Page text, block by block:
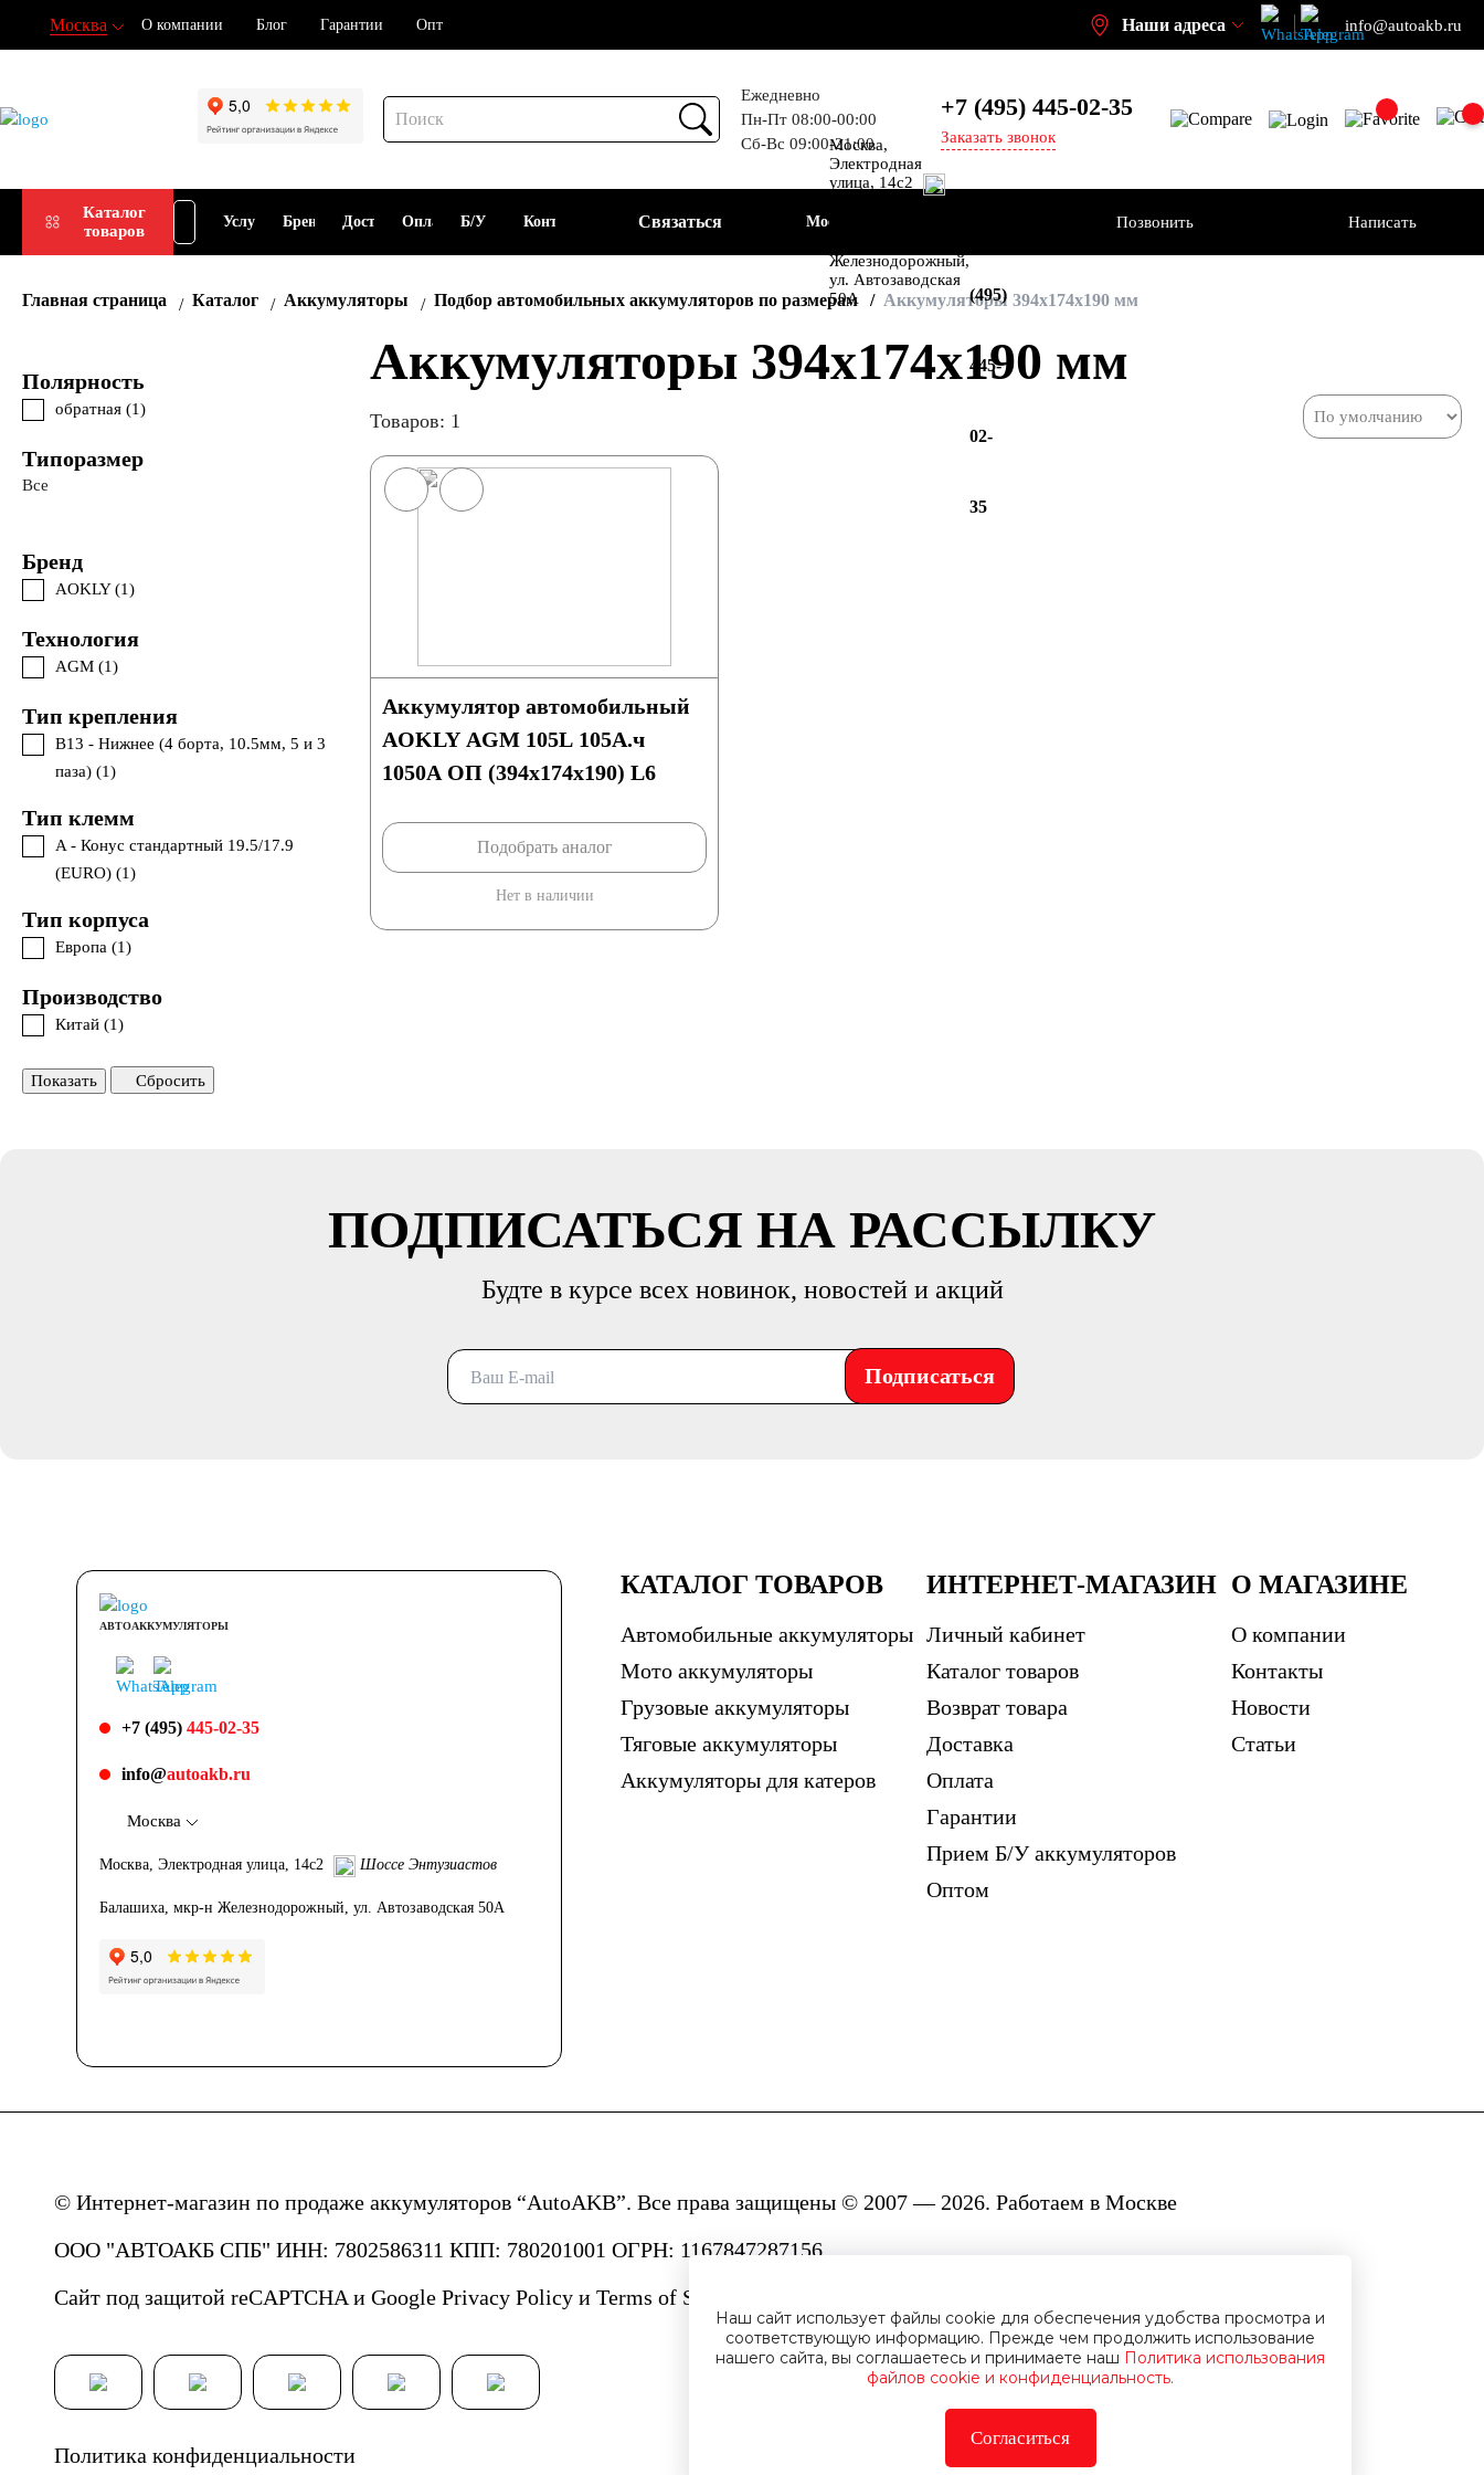
Москва О компании Блог Гарантии Опт Наши адреса info@autoakb.ru
Ежедневно
Пн-Пт 08:00-00:00
Сб-Вс 09:00-21:00
+7 (495)445-02-35
Заказать звонок
Каталог
товаров
Подбор
АКБ
Услуги Бренды ДоставкаОплата Б/У
АКБ
Контакты Связаться Москва
Москва,
Электродная
улица, 14с2
Железнодорожный,
ул. Автозаводская
50А
(495)
445-
02-
35
Позвонить Написать
Главная страница Каталог Аккумуляторы Подбор автомобильных аккумуляторов по размерам Аккумуляторы 394x174x190 мм
Полярность
обратная (1)
Типоразмер
Все
Бренд
AOKLY (1)
Технология
AGM (1)
Тип крепления
B13 - Нижнее (4 борта, 10.5мм, 5 и 3
паза) (1)
Тип клемм
A - Конус стандартный 19.5/17.9
(EURO) (1)
Тип корпуса
Европа (1)
Производство
Китай (1)
Показать Сбросить
Аккумуляторы 394x174x190 мм
Товаров: 1
Аккумулятор автомобильный
AOKLY AGM 105L 105А.ч
1050А ОП (394x174x190) L6
Подобрать аналог
Нет в наличии
ПОДПИСАТЬСЯ НА РАССЫЛКУ
Будте в курсе всех новинок, новостей и акций
Подписаться
АВТОАККУМУЛЯТОРЫ
+7 (495) 445-02-35
info@autoakb.ru
Москва
Москва, Электродная улица, 14с2 Шоссе Энтузиастов
Балашиха, мкр-н Железнодорожный, ул. Автозаводская 50А
КАТАЛОГ ТОВАРОВ
Автомобильные аккумуляторы
Мото аккумуляторы
Грузовые аккумуляторы
Тяговые аккумуляторы
Аккумуляторы для катеров
ИНТЕРНЕТ-МАГАЗИН
Личный кабинет
Каталог товаров
Возврат товара
Доставка
Оплата
Гарантии
Прием Б/У аккумуляторов
Оптом
О МАГАЗИНЕ
О компании
Контакты
Новости
Статьи
© Интернет-магазин по продаже аккумуляторов “AutoAKB”. Все права защищены © 2007 — 2026. Работаем в Москве
ООО "АВТОАКБ СПБ" ИНН: 7802586311 КПП: 780201001 ОГРН: 1167847287156.
Сайт под защитой reCAPTCHA и Google Privacy Policy и Terms of Service.
Политика конфиденциальности
Наш сайт использует файлы cookie для обеспечения удобства просмотра и
соответствующую информацию. Прежде чем продолжить использование
нашего сайта, вы соглашаетесь и принимаете наш Политика использования
файлов cookie и конфиденциальность.
Согласиться